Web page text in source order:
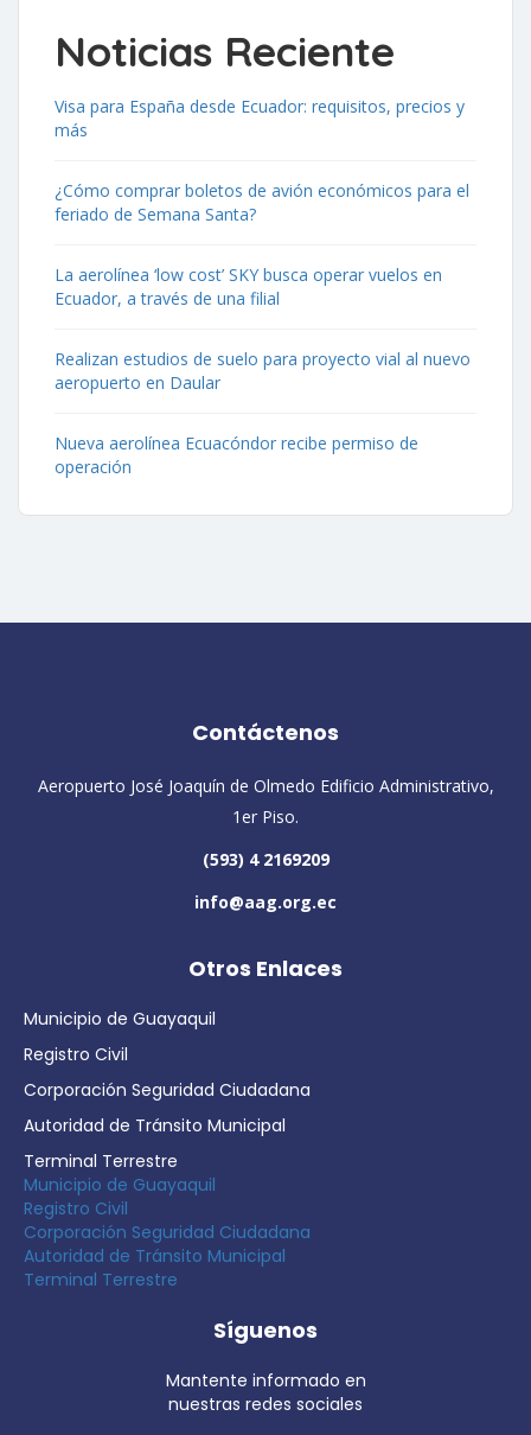
Noticias Reciente
Visa para España desde Ecuador: requisitos, precios y
más
¿Cómo comprar boletos de avión económicos para el
feriado de Semana Santa?
La aerolínea ‘low cost’ SKY busca operar vuelos en
Ecuador, a través de una filial
Realizan estudios de suelo para proyecto vial al nuevo
aeropuerto en Daular
Nueva aerolínea Ecuacóndor recibe permiso de
operación
Contáctenos
Aeropuerto José Joaquín de Olmedo Edificio Administrativo,
1er Piso.
(593) 4 2169209
info@aag.org.ec
Otros Enlaces
Municipio de Guayaquil
Registro Civil
Corporación Seguridad Ciudadana
Autoridad de Tránsito Municipal
Terminal Terrestre
Municipio de Guayaquil
Registro Civil
Corporación Seguridad Ciudadana
Autoridad de Tránsito Municipal
Terminal Terrestre
Síguenos
Mantente informado en
nuestras redes sociales